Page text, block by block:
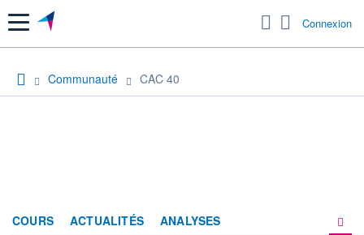
Menu Connexion
Communauté CAC 40
COURS ACTUALITÉS ANALYSES